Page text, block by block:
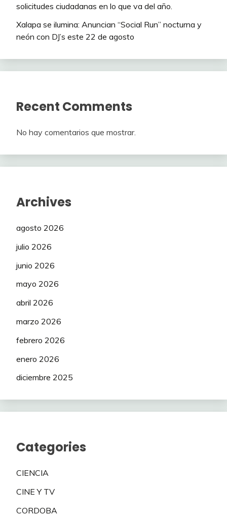
solicitudes ciudadanas en lo que va del año.
Xalapa se ilumina: Anuncian “Social Run” nocturna y
neón con DJ’s este 22 de agosto
Recent Comments
No hay comentarios que mostrar.
Archives
agosto 2026
julio 2026
junio 2026
mayo 2026
abril 2026
marzo 2026
febrero 2026
enero 2026
diciembre 2025
Categories
CIENCIA
CINE Y TV
CORDOBA